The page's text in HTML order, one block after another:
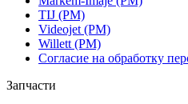
TIJ (РМ)
Videojet (РМ)
Willett (РМ)
Согласие на обработку
Запчасти